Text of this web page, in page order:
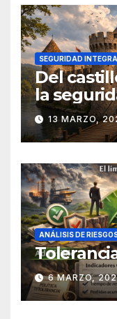
SEGURIDAD
Del
la
13 MARZO,
ANÁLISIS DE
6 MARZO,